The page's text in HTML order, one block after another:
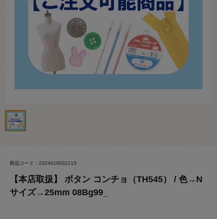
商品コード：2324610032113
【本店取扱】 ボタン コンチョ（TH545） / 色→N
サイズ→25mm 08Bg99_